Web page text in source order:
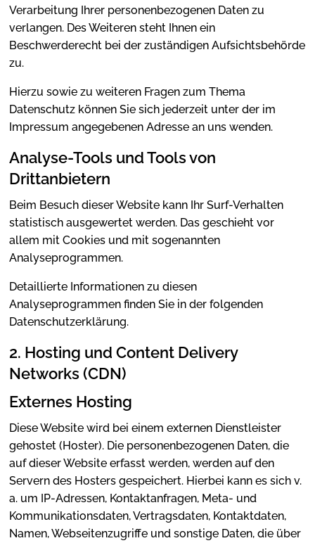
Verarbeitung Ihrer personenbezogenen Daten zu
verlangen. Des Weiteren steht Ihnen ein
Beschwerderecht bei der zuständigen Aufsichtsbehörde
zu.
Hierzu sowie zu weiteren Fragen zum Thema
Datenschutz können Sie sich jederzeit unter der im
Impressum angegebenen Adresse an uns wenden.
Analyse-Tools und Tools von
Drittanbietern
Beim Besuch dieser Website kann Ihr Surf-Verhalten
statistisch ausgewertet werden. Das geschieht vor
allem mit Cookies und mit sogenannten
Analyseprogrammen.
Detaillierte Informationen zu diesen
Analyseprogrammen finden Sie in der folgenden
Datenschutzerklärung.
2. Hosting und Content Delivery
Networks (CDN)
Externes Hosting
Diese Website wird bei einem externen Dienstleister
gehostet (Hoster). Die personenbezogenen Daten, die
auf dieser Website erfasst werden, werden auf den
Servern des Hosters gespeichert. Hierbei kann es sich v.
a. um IP-Adressen, Kontaktanfragen, Meta- und
Kommunikationsdaten, Vertragsdaten, Kontaktdaten,
Namen, Webseitenzugriffe und sonstige Daten, die über